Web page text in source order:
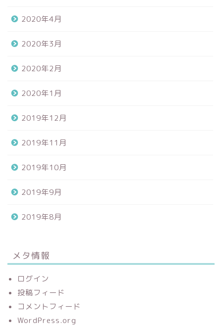
2020年4月
2020年3月
2020年2月
2020年1月
2019年12月
2019年11月
2019年10月
2019年9月
2019年8月
メタ情報
ログイン
投稿フィード
コメントフィード
WordPress.org